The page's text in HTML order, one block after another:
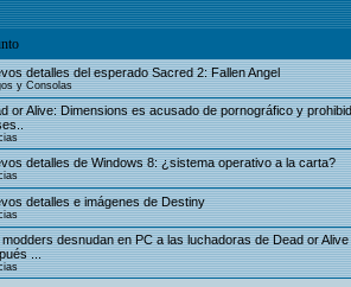
detalles del esperado Sacred 2: Fallen Angel
y Consolas
or Alive: Dimensions es acusado de pornográfico y
detalles de Windows 8: ¿sistema operativo a la carta?
detalles e imágenes de Destiny
desnudan en PC a las luchadoras de Dead or
...